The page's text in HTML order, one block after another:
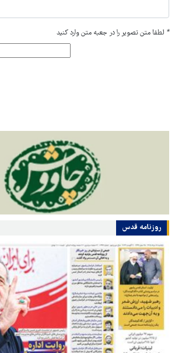
* لطفا متن تصویر را در جعبه متن وارد کنید
روزنامه قدس